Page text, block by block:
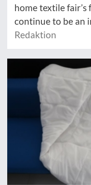
home textile
continue to be an
Redaktion